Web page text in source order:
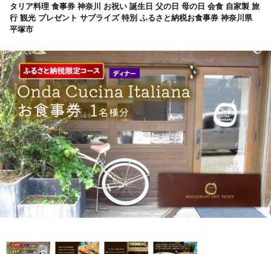
タリア料理 食事券 神奈川 お祝い 誕生日 父の日 母の日 会食 自家製 旅
行 観光 プレゼント サプライズ 特別 ふるさと納税お食事券 神奈川県
平塚市